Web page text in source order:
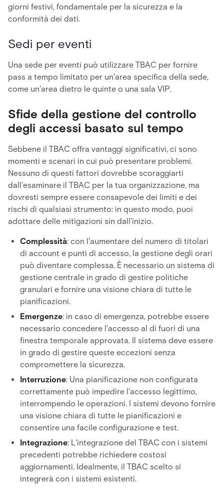
giorni festivi, fondamentale per la sicurezza e la
conformità dei dati.
Sedi per eventi
Una sede per eventi può utilizzare TBAC per fornire
pass a tempo limitato per un'area specifica della sede,
come un'area dietro le quinte o una sala VIP.
Sfide della gestione del controllo
degli accessi basato sul tempo
Sebbene il TBAC offra vantaggi significativi, ci sono
momenti e scenari in cui può presentare problemi.
Nessuno di questi fattori dovrebbe scoraggiarti
dall'esaminare il TBAC per la tua organizzazione, ma
dovresti sempre essere consapevole dei limiti e dei
rischi di qualsiasi strumento: in questo modo, puoi
adottare delle mitigazioni sin dall'inizio.
Complessità: con l'aumentare del numero di titolari
di account e punti di accesso, la gestione degli orari
può diventare complessa. È necessario un sistema di
gestione centrale in grado di gestire politiche
granulari e fornire una visione chiara di tutte le
pianificazioni.
Emergenze: in caso di emergenza, potrebbe essere
necessario concedere l'accesso al di fuori di una
finestra temporale approvata. Il sistema deve essere
in grado di gestire queste eccezioni senza
compromettere la sicurezza.
Interruzione: Una pianificazione non configurata
correttamente può impedire l'accesso legittimo,
interrompendo le operazioni. I sistemi devono fornire
una visione chiara di tutte le pianificazioni e
consentire una facile configurazione e test.
Integrazione: L'integrazione del TBAC con i sistemi
precedenti potrebbe richiedere costosi
aggiornamenti. Idealmente, il TBAC scelto si
integrerà con i sistemi esistenti.